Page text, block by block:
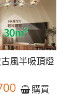
風半吸頂燈
購買